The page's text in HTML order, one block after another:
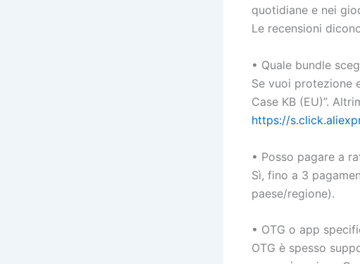
quotidiane e nei
Le recensioni
• Quale bundle
Se vuoi protezione
Case KB (EU)”.
https://
• Posso pagare a
Sì, fino a 3
paese/regione).
• OTG o app
OTG è spesso